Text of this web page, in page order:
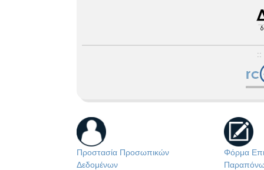
::
Προστασία Προσωπικών
Δεδομένων
Φόρμα